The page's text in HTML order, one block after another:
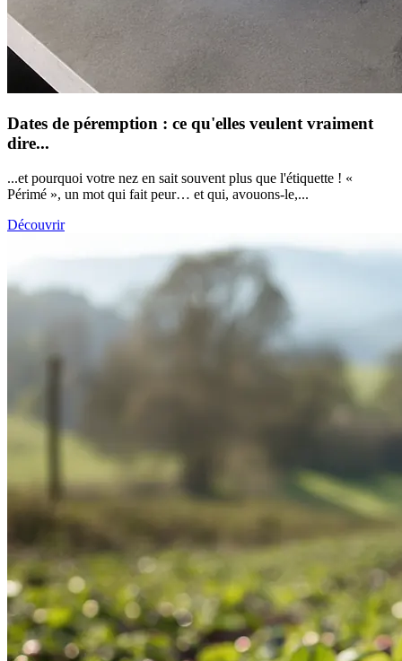
Dates de péremption : ce qu'elles veulent vraiment
dire...
...et pourquoi votre nez en sait souvent plus que l'étiquette ! «
Périmé », un mot qui fait peur… et qui, avouons-le,...
Découvrir